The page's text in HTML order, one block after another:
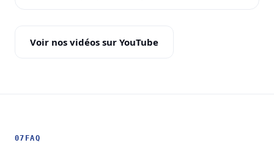
Voir nos vidéos sur YouTube
07 FAQ